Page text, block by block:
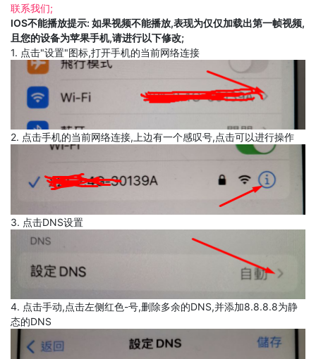
联系我们;
IOS不能播放提示: 如果视频不能播放,表现为仅仅加载出第一帧视频,
且您的设备为苹果手机,请进行以下修改;
1. 点击"设置"图标,打开手机的当前网络连接
2. 点击手机的当前网络连接,上边有一个感叹号,点击可以进行操作
3. 点击DNS设置
4. 点击手动,点击左侧红色-号,删除多余的DNS,并添加8.8.8.8为静
态的DNS